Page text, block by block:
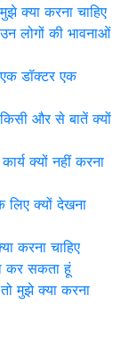
क्या करना चाहिए
लोगों की भावनाओं
डॉक्टर एक
और से बातें क्यों
क्यों नहीं करना
लिए क्यों देखना
करना चाहिए
कर सकता हूं
मुझे क्या करना